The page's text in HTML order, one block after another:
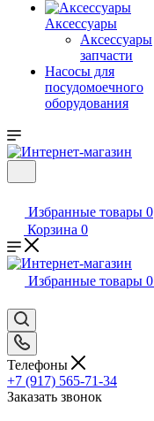
Аксессуары
Аксессуары
запчасти
Насосы для
посудомоечного
оборудования
Избранные товары 0
Корзина 0
Избранные товары 0
Телефоны
+7 (917) 565-71-34
Заказать звонок